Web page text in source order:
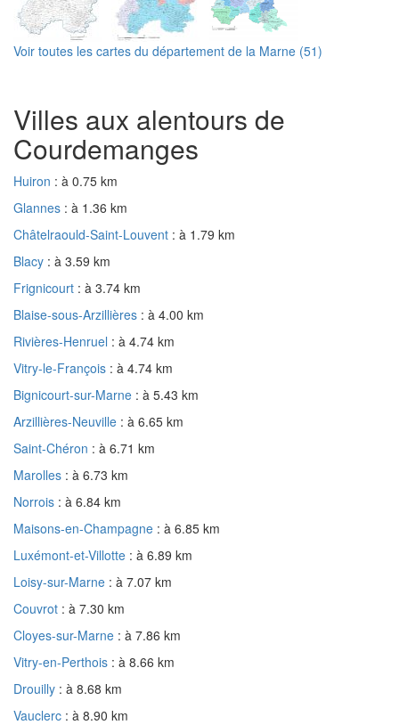
Voir toutes les cartes du département de la Marne (51)
Villes aux alentours de
Courdemanges
Huiron : à 0.75 km
Glannes : à 1.36 km
Châtelraould-Saint-Louvent : à 1.79 km
Blacy : à 3.59 km
Frignicourt : à 3.74 km
Blaise-sous-Arzillières : à 4.00 km
Rivières-Henruel : à 4.74 km
Vitry-le-François : à 4.74 km
Bignicourt-sur-Marne : à 5.43 km
Arzillières-Neuville : à 6.65 km
Saint-Chéron : à 6.71 km
Marolles : à 6.73 km
Norrois : à 6.84 km
Maisons-en-Champagne : à 6.85 km
Luxémont-et-Villotte : à 6.89 km
Loisy-sur-Marne : à 7.07 km
Couvrot : à 7.30 km
Cloyes-sur-Marne : à 7.86 km
Vitry-en-Perthois : à 8.66 km
Drouilly : à 8.68 km
Vauclerc : à 8.90 km